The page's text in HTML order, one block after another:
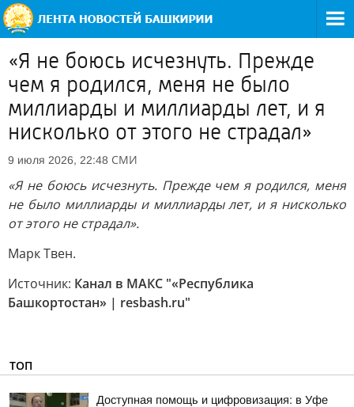
«Я не боюсь исчезнуть. Прежде
чем я родился, меня не было
миллиарды и миллиарды лет, и я
нисколько от этого не страдал»
9 июля 2026, 22:48 СМИ
«Я не боюсь исчезнуть. Прежде чем я родился, меня
не было миллиарды и миллиарды лет, и я нисколько
от этого не страдал».
Марк Твен.
Источник: Канал в МАКС "«Республика
Башкортостан» | resbash.ru"
ТОП
Доступная помощь и цифровизация: в Уфе